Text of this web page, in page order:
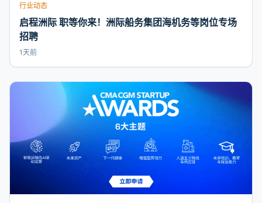
行业动态
启程洲际 职等你来！洲际船务集团海机务等岗位专场
招聘
1天前